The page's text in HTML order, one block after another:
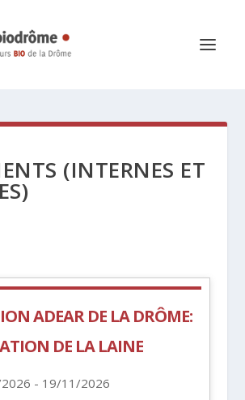
(INTERNES ET
ADEAR DE LA DRÔME:
DE LA LAINE
- 19/11/2026